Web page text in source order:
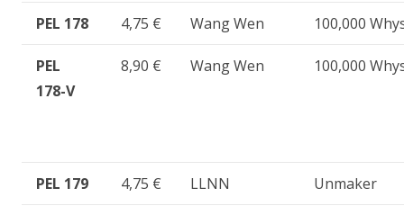
PEL 178 4,75 € Wang Wen 100,000
PEL
178-V
8,90 € Wang Wen 100,000
PEL 179 4,75 € LLNN Unmaker